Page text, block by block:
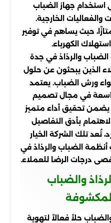
استخدام جهاز الضباب
والفعاليات الخارجية.
حيث يساهم في توفير
الكهرباء.
والرذاذ في جدة
الذين يبحثون عن حلول
ورش الضباب. يعتمد
في مجال تصميم
يضمن تحقيق أداء متميز
بأدق التفاصيل
تُعد تلك الشركة الخيار
أنظمة الضباب والرذاذ في
درجات الرضا للعملاء.
والضباب
حلاً فعالاً لتهوية